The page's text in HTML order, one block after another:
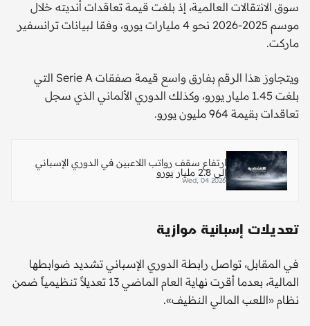
سوق الانتقالات العالمية، إذ بلغت قيمة تعاقدات أنديته خلال
موسم 2025-2026 نحو 4 مليارات يورو، وفقا لبيانات ترانسفير
ماركت.
ويتجاوز هذا الرقم بفارق واسع قيمة صفقات Serie A التي
بلغت 1.45 مليار يورو، وكذلك الدوري الألماني الذي سجل
تعاقدات بقيمة 964 مليون يورو.
ارتفاع سقف رواتب اللاعبين في الدوري الإسباني
إلى 2.8 مليار يورو
Wed, 04 2026
تعديلات إسبانية موازية
في المقابل، تواصل رابطة الدوري الإسباني تشديد ضوابطها
المالية، بعدما أقرت نهاية العام الماضي 13 تعديلاً تنظيمياً ضمن
نظام «اللعب المالي النظيف».